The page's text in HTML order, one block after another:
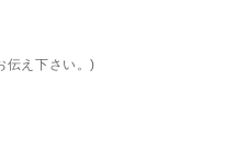
伝え下さい。)